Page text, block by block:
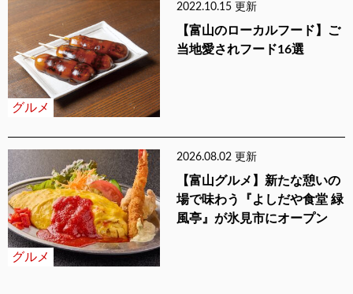
グルメ
2022.10.15 更新
【富山のローカルフード】ご
当地愛されフード16選
グルメ
2026.08.02 更新
【富山グルメ】新たな憩いの
場で味わう『よしだや食堂 緑
風亭』が氷見市にオープン